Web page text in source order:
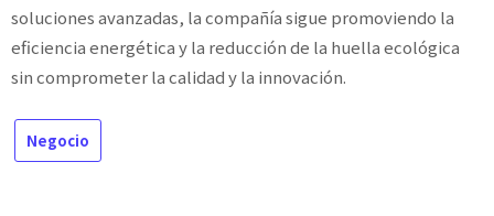
soluciones avanzadas, la compañía sigue promoviendo la
eficiencia energética y la reducción de la huella ecológica
sin comprometer la calidad y la innovación.
Negocio